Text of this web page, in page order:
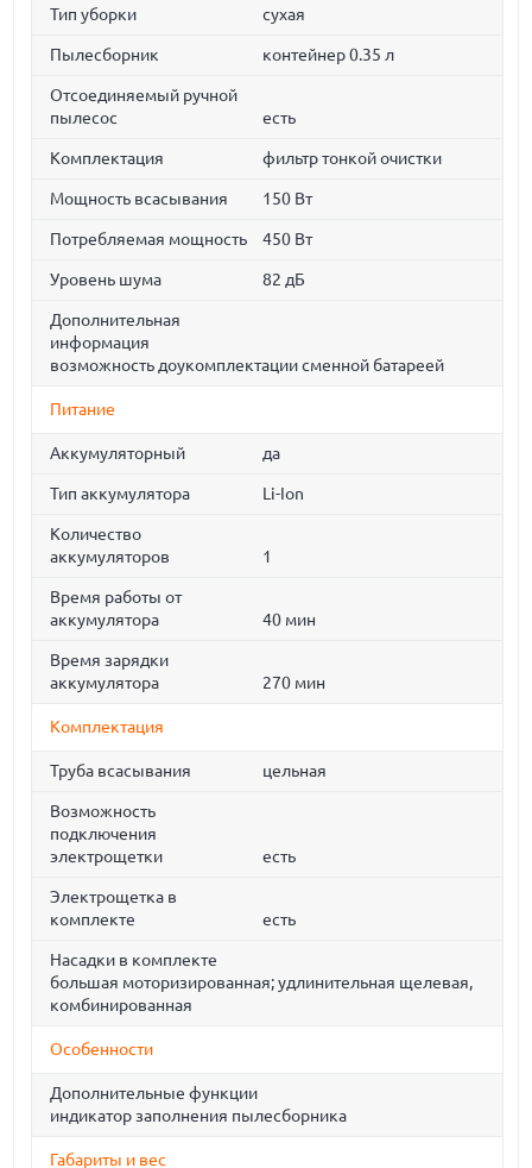
Тип уборки сухая
Пылесборник контейнер 0.35 л
Отсоединяемый ручной
пылесос
есть
Комплектация фильтр тонкой очистки
Мощность всасывания 150 Вт
Потребляемая мощность 450 Вт
Уровень шума 82 дБ
Дополнительная
информация
возможность доукомплектации сменной батареей
Питание
Аккумуляторный да
Тип аккумулятора Li-Ion
Количество
аккумуляторов
1
Время работы от
аккумулятора
40 мин
Время зарядки
аккумулятора
270 мин
Комплектация
Труба всасывания цельная
Возможность
подключения
электрощетки
есть
Электрощетка в
комплекте
есть
Насадки в комплекте
большая моторизированная; удлинительная щелевая,
комбинированная
Особенности
Дополнительные функции
индикатор заполнения пылесборника
Габариты и вес